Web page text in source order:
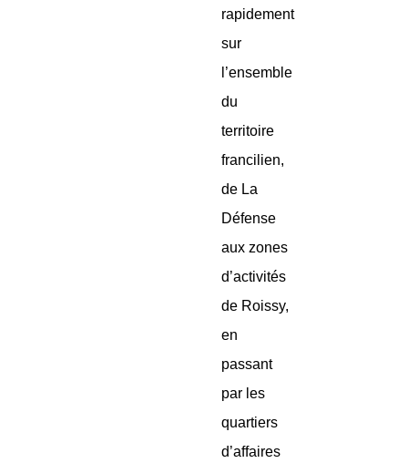
rapidement
sur
l’ensemble
du
territoire
francilien,
de La
Défense
aux zones
d’activités
de Roissy,
en
passant
par les
quartiers
d’affaires